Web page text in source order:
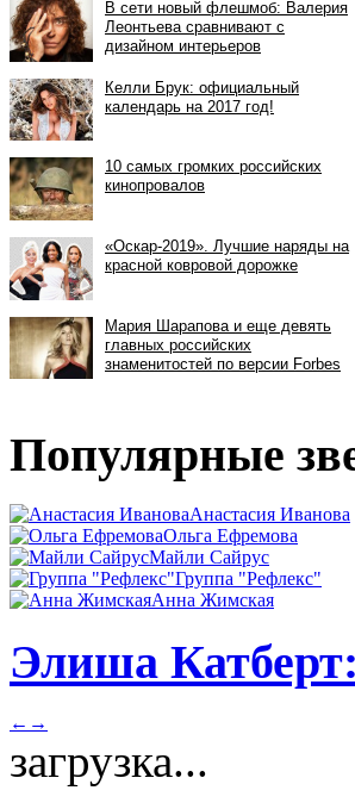
Популярные
Анастасия Иванова
Ольга Ефремова
Майли Сайрус
Группа "Рефлекс"
Анна Жимская
Элиша
← →
загрузка...